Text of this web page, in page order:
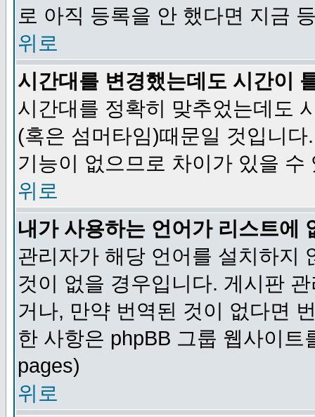
로 아직 등록을 안 했다면 지금
위로
시간대를 변경했는데도 시간이
시간대를 정확히 맞추었는데도
(혹은 섬머타임)때문일 것입니
기능이 없으므로 차이가 있을 수
위로
내가 사용하는 언어가 리스트에
관리자가 해당 언어를 설치하지
것이 없을 경우입니다. 게시판
거나, 만약 번역된 것이 없다면
한 사항은 phpBB 그룹 웹사이
pages)
위로